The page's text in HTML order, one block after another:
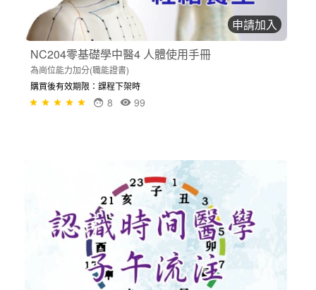
申請加入
NC204零基礎學中醫4 人體使用手冊
為崗位能力加分(職能證書)
購買後有效期限：課程下架時
99
8